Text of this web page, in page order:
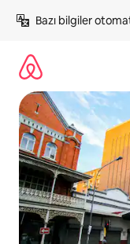
atla
Bazı bilgiler